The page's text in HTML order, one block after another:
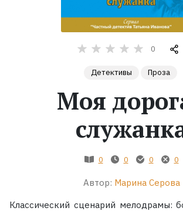
Экранизации
0
Детективы Проза
Моя
0 0 0 0
Автор: Марина Серова
Классический сценарий мелодрамы: